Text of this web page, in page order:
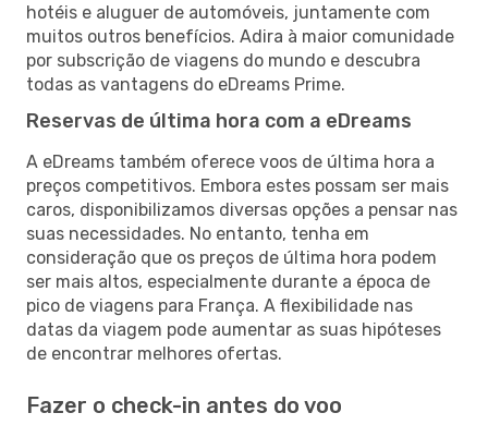
hotéis e aluguer de automóveis, juntamente com
muitos outros benefícios. Adira à maior comunidade
por subscrição de viagens do mundo e descubra
todas as vantagens do eDreams Prime.
Reservas de última hora com a eDreams
A eDreams também oferece voos de última hora a
preços competitivos. Embora estes possam ser mais
caros, disponibilizamos diversas opções a pensar nas
suas necessidades. No entanto, tenha em
consideração que os preços de última hora podem
ser mais altos, especialmente durante a época de
pico de viagens para França. A flexibilidade nas
datas da viagem pode aumentar as suas hipóteses
de encontrar melhores ofertas.
Fazer o check-in antes do voo